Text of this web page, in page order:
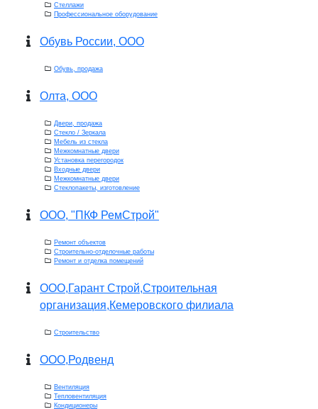
Стеллажи
Профессиональное оборудование
Обувь России, ООО
Обувь, продажа
Олта, ООО
Двери, продажа
Стекло / Зеркала
Мебель из стекла
Межкомнатные двери
Установка перегородок
Входные двери
Межкомнатные двери
Стеклопакеты, изготовление
ООО, "ПКФ РемСтрой"
Ремонт объектов
Строительно-отделочные работы
Ремонт и отделка помещений
ООО,Гарант Строй,Строительная
организация,Кемеровского филиала
Строительство
ООО,Родвенд
Вентиляция
Тепловентиляция
Кондиционеры